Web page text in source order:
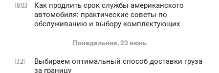
18:03
Как продлить срок службы американского
автомобиля: практические советы по
обслуживанию и выбору комплектующих
Понедельник, 23 июнь
13:21
Выбираем оптимальный способ доставки груза
за границу